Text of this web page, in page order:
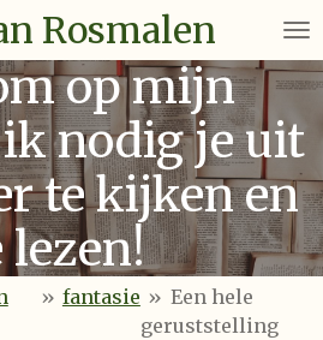
Rosmalen
op mijn
nodig je uit
te kijken en
lezen!
» fantasie » Een hele
geruststelling